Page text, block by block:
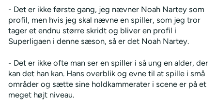
- Det er ikke første gang, jeg nævner Noah Nartey som
profil, men hvis jeg skal nævne en spiller, som jeg tror
tager et endnu større skridt og bliver en profil i
Superligaen i denne sæson, så er det Noah Nartey.
- Det er ikke ofte man ser en spiller i så ung en alder, der
kan det han kan. Hans overblik og evne til at spille i små
områder og sætte sine holdkammerater i scene er på et
meget højt niveau.